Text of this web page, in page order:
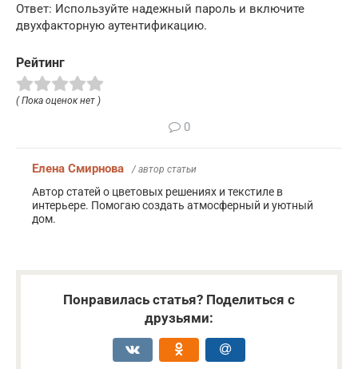
Ответ: Используйте надежный пароль и включите
двухфакторную аутентификацию.
Рейтинг
( Пока оценок нет )
0
Елена Смирнова / автор статьи
Автор статей о цветовых решениях и текстиле в
интерьере. Помогаю создать атмосферный и уютный
дом.
Понравилась статья? Поделиться с
друзьями: